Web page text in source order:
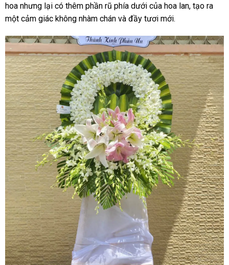
hoa nhưng lại có thêm phần rũ phía dưới của hoa lan, tạo ra
một cảm giác không nhàm chán và đầy tươi mới.